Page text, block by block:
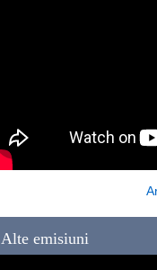
Alte emisiuni